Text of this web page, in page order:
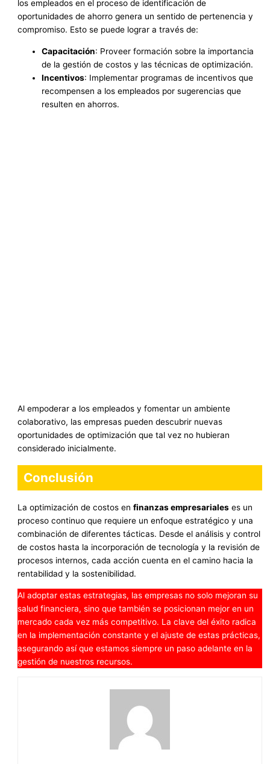
los empleados en el proceso de identificación de
oportunidades de ahorro genera un sentido de pertenencia y
compromiso. Esto se puede lograr a través de:
Capacitación: Proveer formación sobre la importancia
de la gestión de costos y las técnicas de optimización.
Incentivos: Implementar programas de incentivos que
recompensen a los empleados por sugerencias que
resulten en ahorros.
Al empoderar a los empleados y fomentar un ambiente
colaborativo, las empresas pueden descubrir nuevas
oportunidades de optimización que tal vez no hubieran
considerado inicialmente.
Conclusión
La optimización de costos enfinanzas empresariales es un
proceso continuo que requiere un enfoque estratégico y una
combinación de diferentes tácticas. Desde el análisis y control
de costos hasta la incorporación de tecnología y la revisión de
procesos internos, cada acción cuenta en el camino hacia la
rentabilidad y la sostenibilidad.
Al adoptar estas estrategias, las empresas no solo mejoran su
salud financiera, sino que también se posicionan mejor en un
mercado cada vez más competitivo. La clave del éxito radica
en la implementación constante y el ajuste de estas prácticas,
asegurando así que estamos siempre un paso adelante en la
gestión de nuestros recursos.